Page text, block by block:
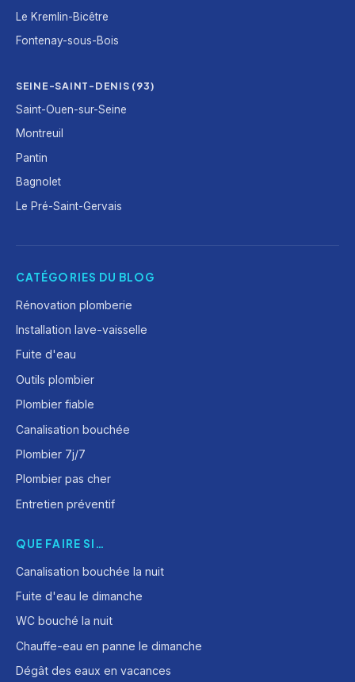
Le Kremlin-Bicêtre
Fontenay-sous-Bois
SEINE-SAINT-DENIS (93)
Saint-Ouen-sur-Seine
Montreuil
Pantin
Bagnolet
Le Pré-Saint-Gervais
CATÉGORIES DU BLOG
Rénovation plomberie
Installation lave-vaisselle
Fuite d'eau
Outils plombier
Plombier fiable
Canalisation bouchée
Plombier 7j/7
Plombier pas cher
Entretien préventif
QUE FAIRE SI…
Canalisation bouchée la nuit
Fuite d'eau le dimanche
WC bouché la nuit
Chauffe-eau en panne le dimanche
Dégât des eaux en vacances